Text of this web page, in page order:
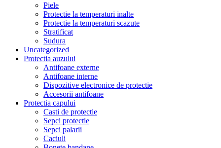
Piele
Protectie la temperaturi inalte
Protectie la temperaturi scazute
Stratificat
Sudura
Uncategorized
Protectia auzului
Antifoane externe
Antifoane interne
Dispozitive electronice de protectie
Accesorii antifoane
Protectia capului
Casti de protectie
Sepci protectie
Sepci palarii
Caciuli